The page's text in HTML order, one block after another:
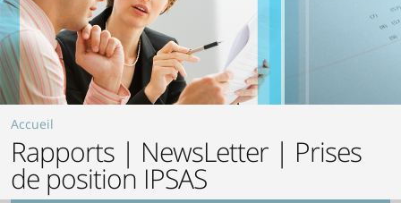
Accueil
Rapports | NewsLetter | Prises
de position IPSAS